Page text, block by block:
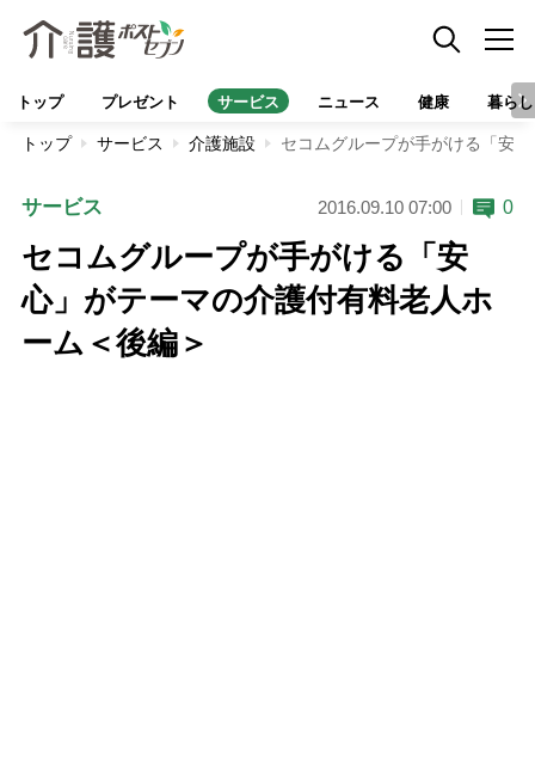
トップ プレゼント サービス ニュース 健康 暮らし
トップ サービス 介護施設 セコムグループが手がける「安
サービス 2016.09.10 07:00 0
セコムグループが手がける「安
心」がテーマの介護付有料老人ホ
ーム＜後編＞